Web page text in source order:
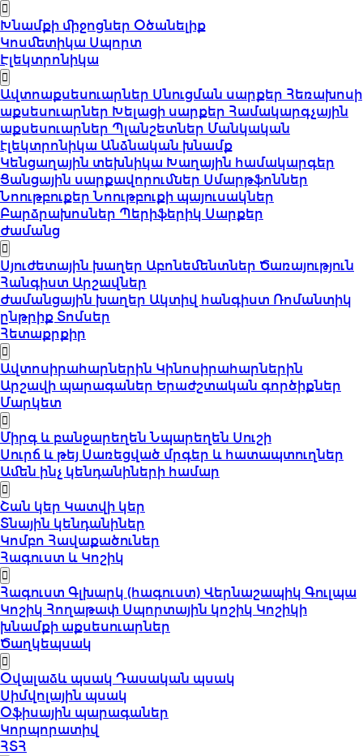
Խնամքի միջոցներ Օծանելիք
Կոսմետիկա Սպորտ
Էլեկտրոնիկա
Ավտոաքսեսուարներ Սնուցման սարքեր Հեռախոսի
աքսեսուարներ Խելացի սարքեր Համակարգչային
աքսեսուարներ Պլանշետներ Մանկական
էլեկտրոնիկա Անձնական խնամք
Կենցաղային տեխնիկա Խաղային համակարգեր
Ցանցային սարքավորումներ Սմարթֆոններ
ՆոութբուքերՆոութբուքի պայուսակներ
Բարձրախոսներ Պերիֆերիկ Սարքեր
Ժամանց
Սյուժետային խաղեր Աբոնեմենտներ Ծառայություն
Հանգիստ Արշավներ
Ժամանցային խաղեր Ակտիվ հանգիստ Ռոմանտիկ
ընթրիք Տոմսեր
Հետաքրքիր
Ավտոսիրահարներին Կինոսիրահարներին
Արշավի պարագաներ Երաժշտական գործիքներ
Մարկետ
Միրգ և բանջարեղենՆպարեղեն Սուշի
Սուրճ և թեյ Սառեցված մրգեր և հատապտուղներ
Ամեն ինչ կենդանիների համար
Շան կեր Կատվի կեր
Տնային կենդանիներ
Կոմբո Հավաքածուներ
Հագուստ և Կոշիկ
Հագուստ Գլխարկ (հագուստ) Վերնաշապիկ Գուլպա
Կոշիկ Հողաթափ Սպորտային կոշիկ Կոշիկի
խնամքի աքսեսուարներ
Ծաղկեպսակ
Օվալաձև պսակ Դասական պսակ
Սիմվոլային պսակ
Օֆիսային պարագաներ
Կորպորատիվ
ՀՏՀ